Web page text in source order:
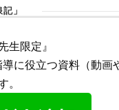
」
生限定』
に役立つ資料（動画